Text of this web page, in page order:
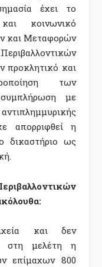
έχει το
και κοινωνικό
και Μεταφορών
προκλητικό και
των
με
απορριφθεί η
δικαστήριο ως
και δεν
στη μελέτη η
επίμαχων 800